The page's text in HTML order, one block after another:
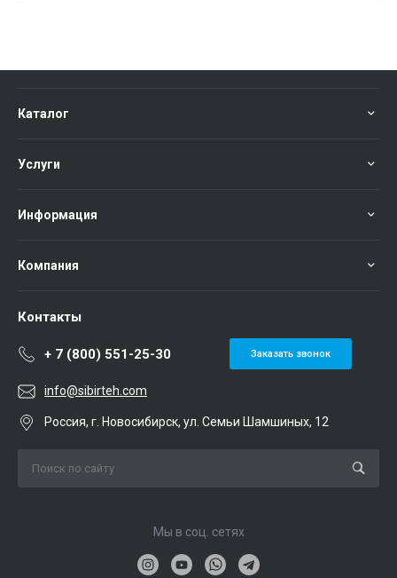
Каталог
Услуги
Информация
Компания
Контакты
+ 7 (800) 551-25-30 Заказать звонок
info@sibirteh.com
Россия, г. Новосибирск, ул. Семьи Шамшиных, 12
Мы в соц. сетях